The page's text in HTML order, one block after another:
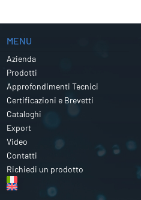
MENU
Azienda
Prodotti
Approfondimenti Tecnici
Certificazioni e Brevetti
Cataloghi
Export
Video
Contatti
Richiedi un prodotto